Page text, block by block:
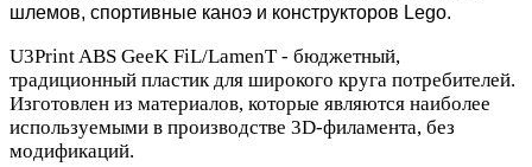
шлемов, спортивные каноэ и конструкторов Lego.
U3Print ABS GeeK FiL/LamenT - бюджетный,
традиционный пластик для широкого круга потребителей.
Изготовлен из материалов, которые являются наиболее
используемыми в производстве 3D-филамента, без
модификаций.